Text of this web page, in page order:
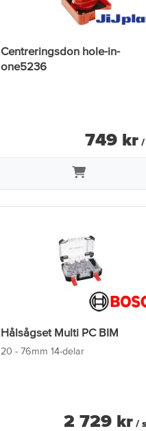
Centreringsdon hole-in-
one5236
749 kr /
Hålsågset Multi PC BIM
20 - 76mm 14-delar
2 729 kr /